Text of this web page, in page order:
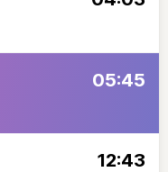
05:45
12:43